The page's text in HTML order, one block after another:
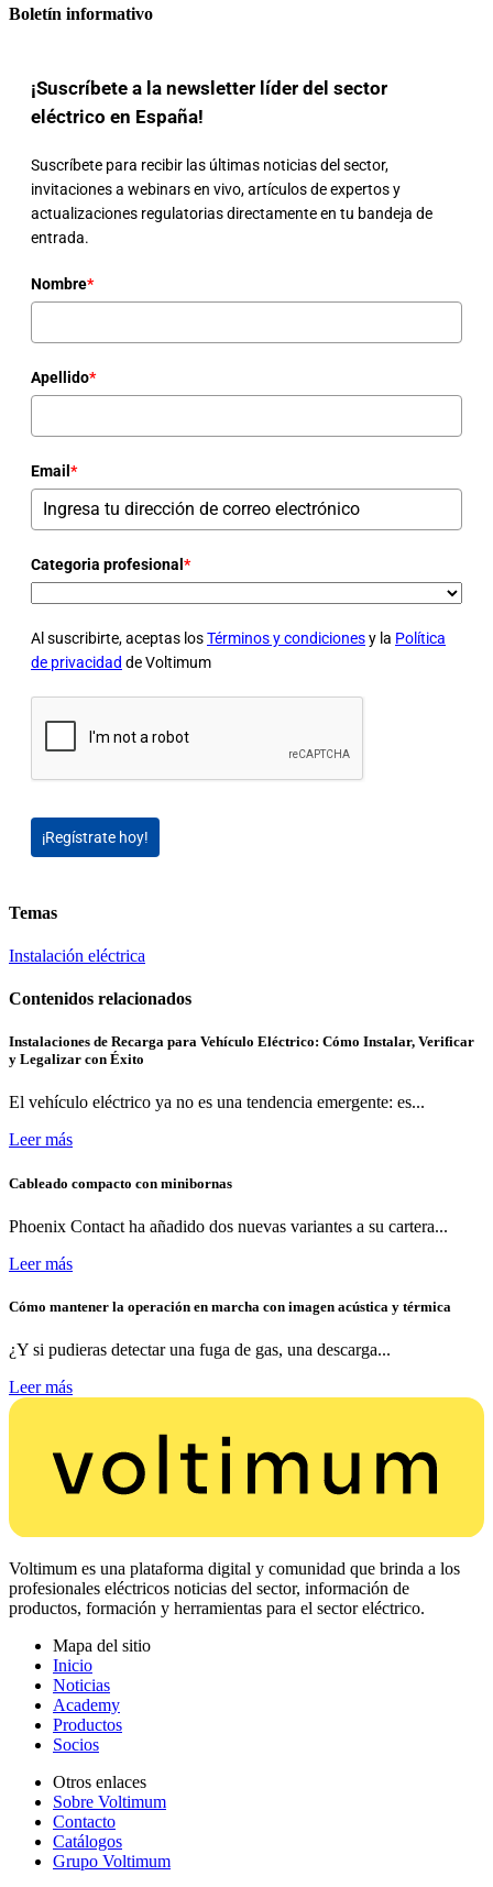
Boletín informativo
¡Suscríbete a la newsletter líder del sector
eléctrico en España!
Suscríbete para recibir las últimas noticias del sector,
invitaciones a webinars en vivo, artículos de expertos y
actualizaciones regulatorias directamente en tu bandeja de
entrada.
Nombre*
Apellido*
Email *
Categoria profesional *
Al suscribirte, aceptas losTérminos y condicionesy la Política
de privacidad de Voltimum
¡Regístrate hoy!
Temas
Instalación eléctrica
Contenidos relacionados
Instalaciones de Recarga para Vehículo Eléctrico: Cómo Instalar, Verificar
y Legalizar con Éxito
El vehículo eléctrico ya no es una tendencia emergente: es...
Leer más
Cableado compacto con minibornas
Phoenix Contact ha añadido dos nuevas variantes a su cartera...
Leer más
Cómo mantener la operación en marcha con imagen acústica y térmica
¿Y si pudieras detectar una fuga de gas, una descarga...
Leer más
Voltimum es una plataforma digital y comunidad que brinda a los
profesionales eléctricos noticias del sector, información de
productos, formación y herramientas para el sector eléctrico.
Mapa del sitio
Inicio
Noticias
Academy
Productos
Socios
Otros enlaces
Sobre Voltimum
Contacto
Catálogos
Grupo Voltimum